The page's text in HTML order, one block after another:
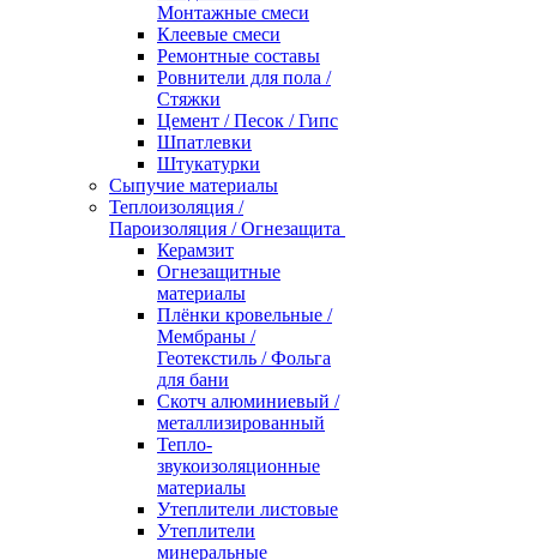
Монтажные смеси
Клеевые смеси
Ремонтные составы
Ровнители для пола /
Стяжки
Цемент / Песок / Гипс
Шпатлевки
Штукатурки
Сыпучие материалы
Теплоизоляция /
Пароизоляция / Огнезащита
Керамзит
Огнезащитные
материалы
Плёнки кровельные /
Мембраны /
Геотекстиль / Фольга
для бани
Скотч алюминиевый /
металлизированный
Тепло-
звукоизоляционные
материалы
Утеплители листовые
Утеплители
минеральные